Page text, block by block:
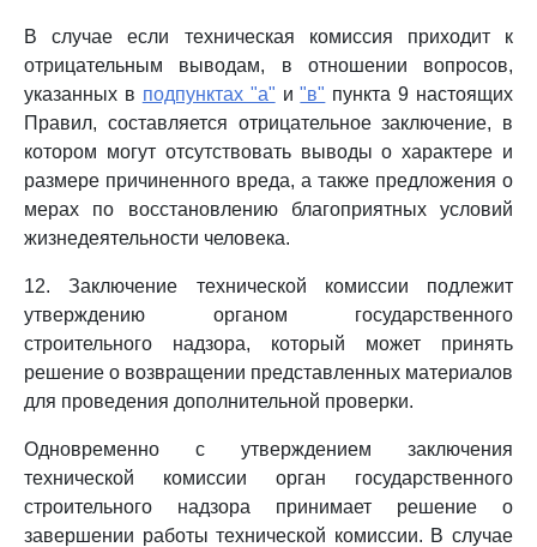
В случае если техническая комиссия приходит к
отрицательным выводам, в отношении вопросов,
указанных в подпунктах "а" и"в" пункта 9 настоящих
Правил, составляется отрицательное заключение, в
котором могут отсутствовать выводы о характере и
размере причиненного вреда, а также предложения о
мерах по восстановлению благоприятных условий
жизнедеятельности человека.
12. Заключение технической комиссии подлежит
утверждению органом государственного
строительного надзора, который может принять
решение о возвращении представленных материалов
для проведения дополнительной проверки.
Одновременно с утверждением заключения
технической комиссии орган государственного
строительного надзора принимает решение о
завершении работы технической комиссии. В случае